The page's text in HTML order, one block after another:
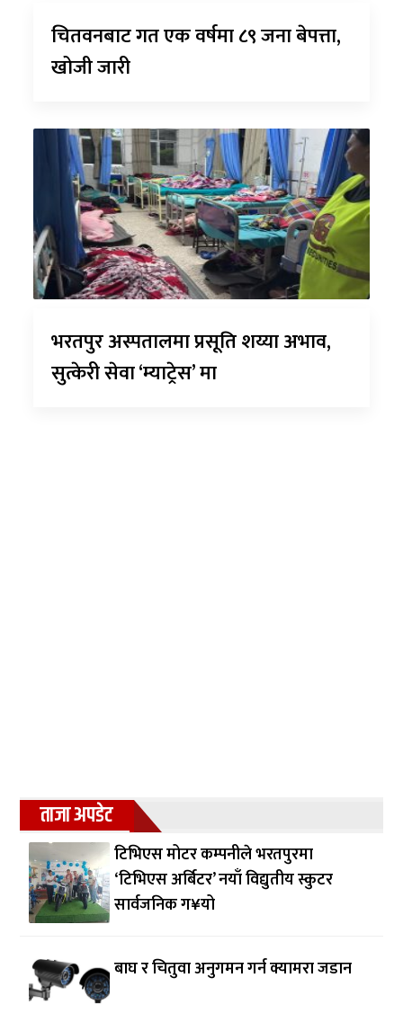
चितवनबाट गत एक वर्षमा ८९ जना बेपत्ता,
खोजी जारी
भरतपुर अस्पतालमा प्रसूति शय्या अभाव,
सुत्केरी सेवा ‘म्याट्रेस’ मा
ताजा अपडेट
टिभिएस मोटर कम्पनीले भरतपुरमा
‘टिभिएस अर्बिटर’ नयाँ विद्युतीय स्कुटर
सार्वजनिक ग¥यो
बाघ र चितुवा अनुगमन गर्न क्यामरा जडान